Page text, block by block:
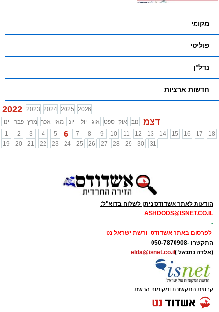
מקומי
פוליטי
נדל"ן
חדשות ארציות
2022 2023 2024 2025 2026
ינו
פבר מרץ אפר מאי יונ יול אוג ספט אוק נוב דצמ
1 2 3 4 5 6 7 8 9 10 11 12 13 14 15 16 17
18
19
20 21 22 23 24 25 26 27 28 29 30 31
הודעות לאתר אשדודס ניתן לשלוח בדוא"ל:
ASHDODS@ISNET.CO.IL
-
לפרסום באתר אשדודס ורשת ישראל נט
התקשרו -
050-7870908
(אלדה נתנאל ) elda@isnet.co.il
קבוצת התקשורת ומקומוני הרשת: